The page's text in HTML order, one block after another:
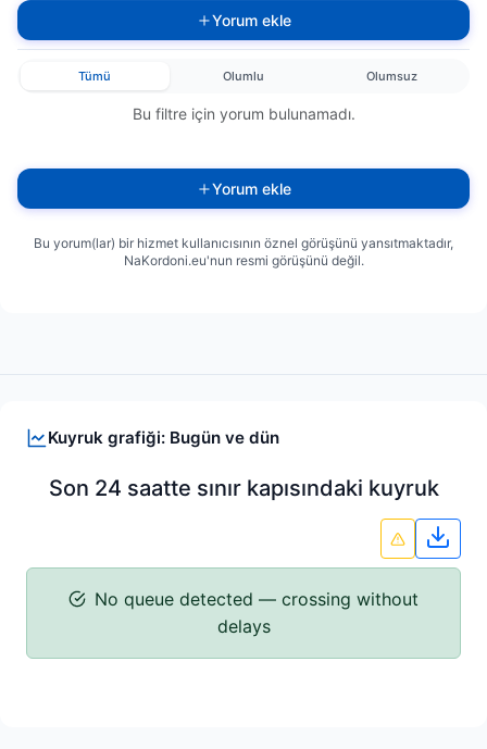
Kuyruk grafiği: Bugün ve dün
Son 24 saatte sınır kapısındaki kuyruk
No queue detected — crossing without
delays
Yorum ekle
Tümü Olumlu Olumsuz
Bu filtre için yorum bulunamadı.
Yorum ekle
Bu yorum(lar) bir hizmet kullanıcısının öznel görüşünü yansıtmaktadır,
NaKordoni.eu'nun resmi görüşünü değil.